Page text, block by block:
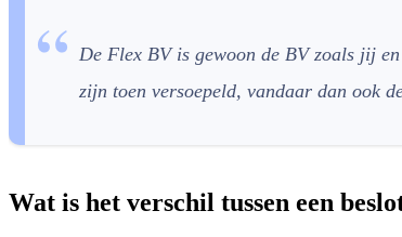
De Flex BV is gewoon de BV zoals jij
zijn toen versoepeld, vandaar dan ook
Wat is het verschil tussen een